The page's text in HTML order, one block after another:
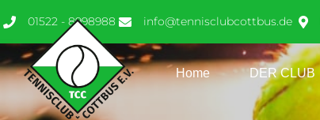
01522 - 8998988 info@tennisclubcottbus.de
Home DER CLUB